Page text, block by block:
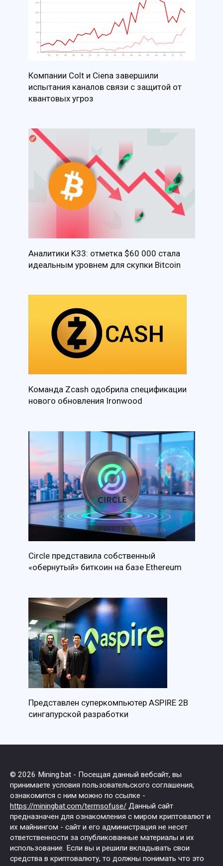
Компании Colt и Ciena завершили
испытания каналов связи с защитой от
квантовых угроз
Аналитики K33: отметка $60 000 стала
идеальным уровнем для скупки Bitcoin
Команда Zcash одобрила спецификации
нового обновления Ironwood
Circle представила собственный
«обернутый» биткоин на базе Ethereum
Представлен суперкомпьютер ASPIRE 2B
сингапурской разработки
© 2026 Mining.bat - Посещая данный вебсайт, вы
принимаете условия пользовательского соглашения,
ознакомится с ним можно по ссылке -
https://miningbat.com/termsofuse/ Данный сайт
предназначен для ознакомления с миром криптовалют и
их майнингом - сайт и его администрация не несет
ответственности за опубликованные материалы и их
использование. Если вы и решили вкладывать свои
средства в криптовалюту, то должны понимать что это